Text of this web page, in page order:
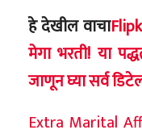
हे देखील वाचा
मेगा भरती! या
जाणून घ्या सर्व
Extra Marital